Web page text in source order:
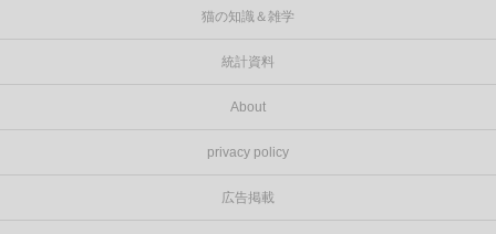
猫の知識＆雑学
統計資料
About
privacy policy
広告掲載